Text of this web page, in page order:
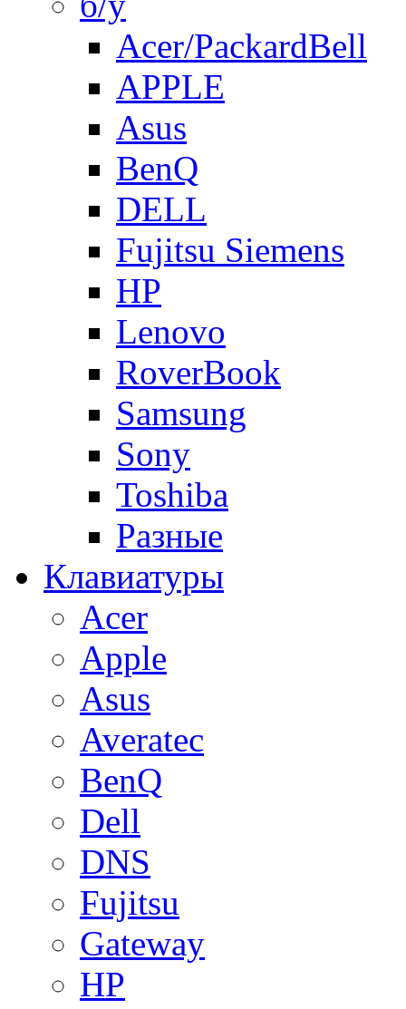
Acer/PackardBell
APPLE
Asus
BenQ
DELL
Fujitsu Siemens
HP
Lenovo
RoverBook
Samsung
Sony
Toshiba
Разные
Клавиатуры
Acer
Apple
Asus
Averatec
BenQ
Dell
DNS
Fujitsu
Gateway
HP